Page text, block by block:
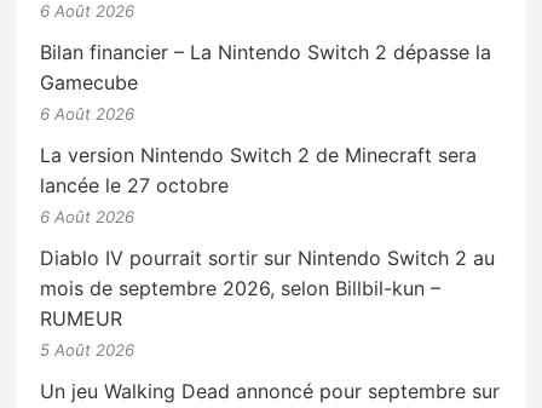
6 Août 2026
Bilan financier – La Nintendo Switch 2 dépasse la
Gamecube
6 Août 2026
La version Nintendo Switch 2 de Minecraft sera
lancée le 27 octobre
6 Août 2026
Diablo IV pourrait sortir sur Nintendo Switch 2 au
mois de septembre 2026, selon Billbil-kun –
RUMEUR
5 Août 2026
Un jeu Walking Dead annoncé pour septembre sur